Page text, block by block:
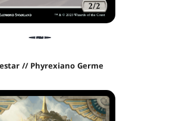
// Phyrexiano Germe